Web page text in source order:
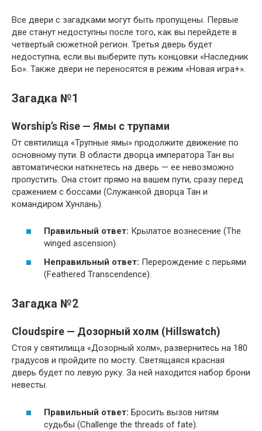
Все двери с загадками могут быть пропущены. Первые
две станут недоступны после того, как вы перейдете в
четвертый сюжетной регион. Третья дверь будет
недоступна, если вы выберите путь концовки «Наследник
Бо». Также двери не переносятся в режим «Новая игра+».
Загадка №1
Worship’s Rise — Ямы с трупами
От святилища «Трупные ямы» продолжите движение по
основному пути. В области дворца императора Тан вы
автоматически наткнетесь на дверь — ее невозможно
пропустить. Она стоит прямо на вашем пути, сразу перед
сражением с боссами (Служанкой дворца Тан и
командиром Хунлань).
Правильный ответ: Крылатое вознесение (The
winged ascension).
Неправильный ответ: Перерождение с перьями
(Feathered Transcendence).
Загадка №2
Cloudspire — Дозорный холм (Hillswatch)
Стоя у святилища «Дозорный холм», развернитесь на 180
градусов и пройдите по мосту. Светящаяся красная
дверь будет по левую руку. За ней находится набор брони
невесты.
Правильный ответ: Бросить вызов нитям
судьбы (Challenge the threads of fate).